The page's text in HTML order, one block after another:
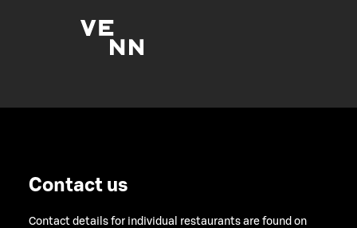
Contact us
Contact details for individual restaurants are found on